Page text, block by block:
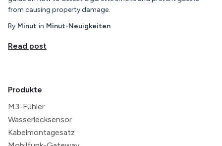
from causing property damage.
By Minut in Minut-Neuigkeiten
Read post
Produkte
M3-Fühler
Wasserlecksensor
Kabelmontagesatz